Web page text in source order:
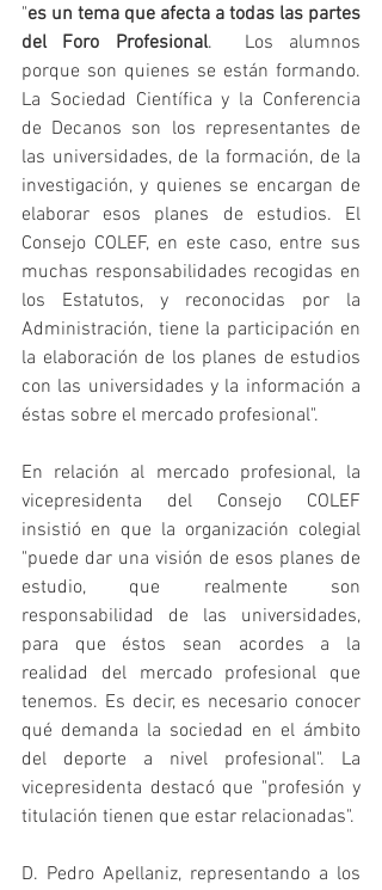
"es un tema que afecta a todas las partes
del Foro Profesional.  Los alumnos
porque son quienes se están formando.
La Sociedad Científica y la Conferencia
de Decanos son los representantes de
las universidades, de la formación, de la
investigación, y quienes se encargan de
elaborar esos planes de estudios. El
Consejo COLEF, en este caso, entre sus
muchas responsabilidades recogidas en
los Estatutos, y reconocidas por la
Administración, tiene la participación en
la elaboración de los planes de estudios
con las universidades y la información a
éstas sobre el mercado profesional".
En relación al mercado profesional, la
vicepresidenta del Consejo COLEF
insistió en que la organización colegial
"puede dar una visión de esos planes de
estudio, que realmente son
responsabilidad de las universidades,
para que éstos sean acordes a la
realidad del mercado profesional que
tenemos. Es decir, es necesario conocer
qué demanda la sociedad en el ámbito
del deporte a nivel profesional". La
vicepresidenta destacó que "profesión y
titulación tienen que estar relacionadas".
D. Pedro Apellaniz, representando a los